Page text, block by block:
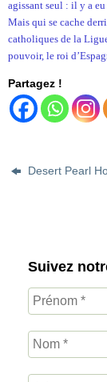
agissant seul : il y a
Mais qui se cache
catholiques de la
pouvoir, le roi
Partagez !
Desert Pearl
Suivez